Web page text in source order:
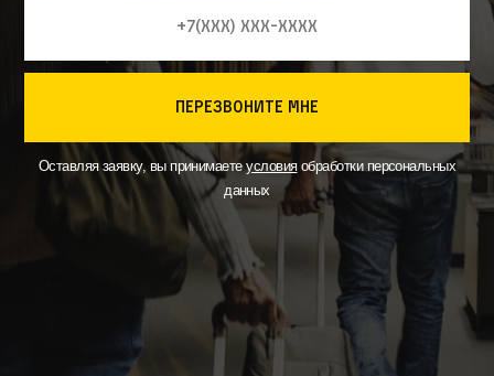
перезвоните мне
Оставляя заявку, вы принимаетеусловияобработки персональных
данных